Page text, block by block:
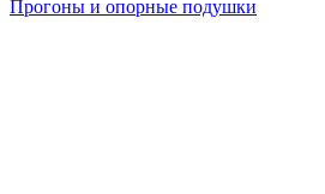
Прогоны и опорные подушки